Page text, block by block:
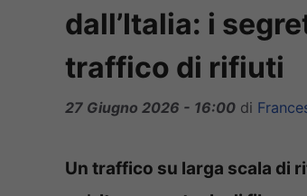
dall’Italia: i
traffico di rifiuti
27 Giugno 2026 - 16:00 di
Un traffico su larga scala di